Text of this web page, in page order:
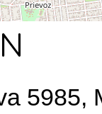
5985,